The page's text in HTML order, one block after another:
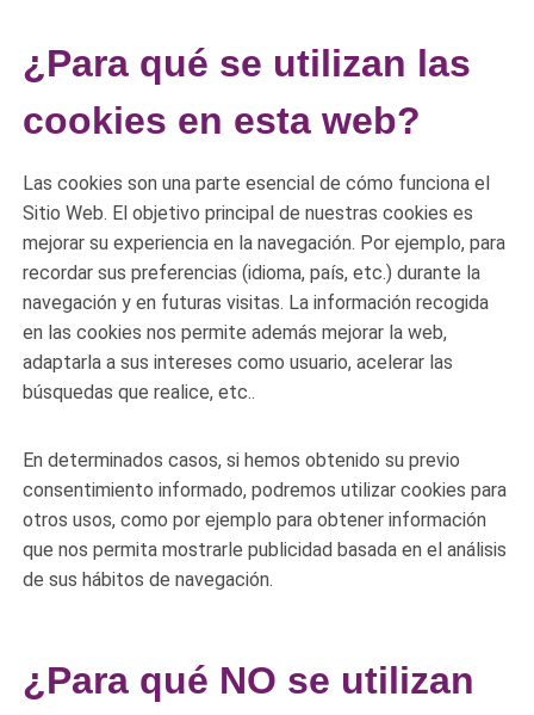
¿Para qué se utilizan las
cookies en esta web?
Las cookies son una parte esencial de cómo funciona el
Sitio Web. El objetivo principal de nuestras cookies es
mejorar su experiencia en la navegación. Por ejemplo, para
recordar sus preferencias (idioma, país, etc.) durante la
navegación y en futuras visitas. La información recogida
en las cookies nos permite además mejorar la web,
adaptarla a sus intereses como usuario, acelerar las
búsquedas que realice, etc..
En determinados casos, si hemos obtenido su previo
consentimiento informado, podremos utilizar cookies para
otros usos, como por ejemplo para obtener información
que nos permita mostrarle publicidad basada en el análisis
de sus hábitos de navegación.
¿Para qué NO se utilizan